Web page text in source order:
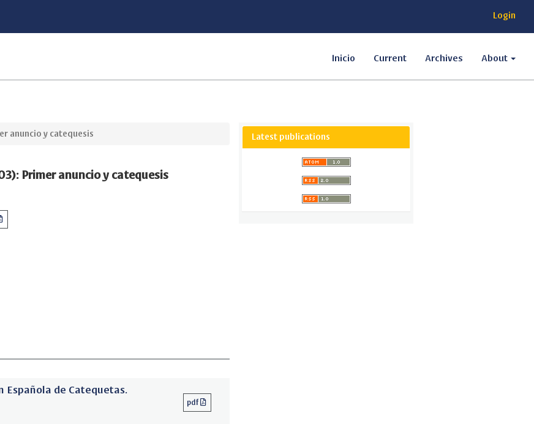
Login
Inicio Current Archives About
anuncio y catequesis
Primer anuncio y catequesis
Española de Catequetas.
pdf
Latest publications